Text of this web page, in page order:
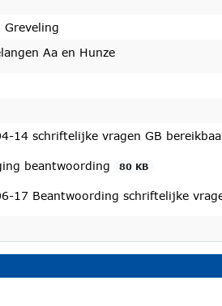
Greveling
Aa en Hunze
14 schriftelijke vragen GB
beantwoording 80 KB
17 Beantwoording schriftelijke